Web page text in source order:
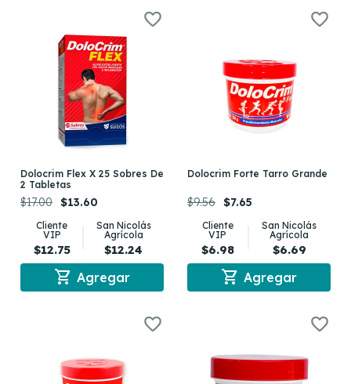
Dolocrim Flex X 25 Sobres De
2 Tabletas
$17.00 $13.60
Cliente
VIP
$12.75
San Nicolás
Agrícola
$12.24
shopping_cart Agregar
Dolocrim Forte Tarro Grande
$9.56 $7.65
Cliente
VIP
$6.98
San Nicolás
Agrícola
$6.69
shopping_cart Agregar